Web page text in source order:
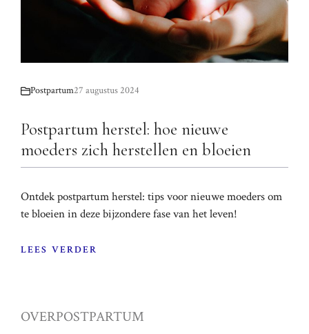
Postpartum27 augustus 2024
Postpartum herstel: hoe nieuwe
moeders zich herstellen en bloeien
Ontdek postpartum herstel: tips voor nieuwe moeders om
te bloeien in deze bijzondere fase van het leven!
LEES VERDER
OVERPOSTPARTUM